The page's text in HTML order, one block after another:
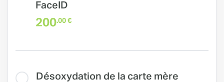
FaceID
200.00 €
Désoxydation de la carte mère